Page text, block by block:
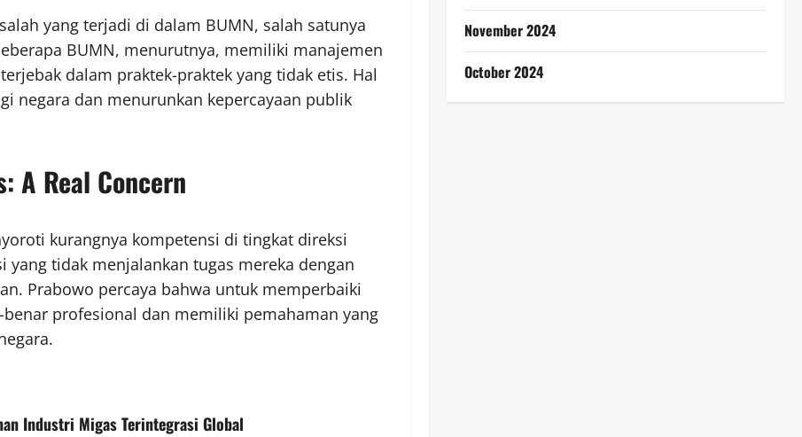
yang terjadi di dalam BUMN, salah satunya
BUMN, menurutnya, memiliki manajemen
dalam praktek-praktek yang tidak etis. Hal
negara dan menurunkan kepercayaan publik
A Real Concern
kurangnya kompetensi di tingkat direksi
yang tidak menjalankan tugas mereka dengan
Prabowo percaya bahwa untuk memperbaiki
profesional dan memiliki pemahaman yang
Industri Migas Terintegrasi Global
November 2024
October 2024